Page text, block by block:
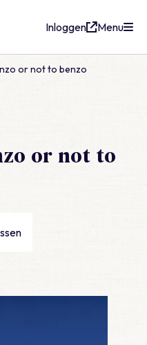
Inloggen Menu
or not to benzo
or not to